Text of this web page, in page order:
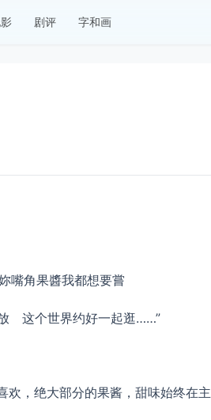
剧评 字和画
嘴角果醬我都想要嘗
这个世界约好一起逛……”
，绝大部分的果酱，甜味始终在